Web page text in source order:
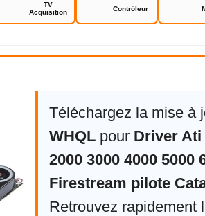
TV
Acquisition
Contrôleur
Driver Ati Radeon HD 2000 3000
Téléchargez la mise à
WHQL pour Driver Ati
2000 3000 4000 5000
Firestream pilote
Retrouvez rapidement